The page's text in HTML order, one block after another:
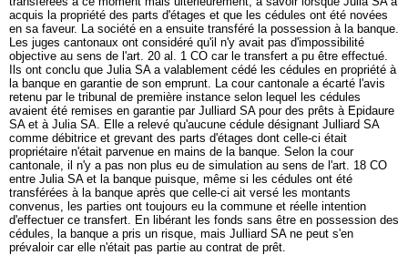
acquis la propriété des parts d'étages et que les cédules ont été novées
en sa faveur. La société en a ensuite transféré la possession à la banque.
Les juges cantonaux ont considéré qu'il n'y avait pas d'impossibilité
objective au sens de l'art. 20 al. 1 CO car le transfert a pu être effectué.
Ils ont conclu que Julia SA a valablement cédé les cédules en propriété à
la banque en garantie de son emprunt. La cour cantonale a écarté l'avis
retenu par le tribunal de première instance selon lequel les cédules
avaient été remises en garantie par Julliard SA pour des prêts à Epidaure
SA et à Julia SA. Elle a relevé qu'aucune cédule désignant Julliard SA
comme débitrice et grevant des parts d'étages dont celle-ci était
propriétaire n'était parvenue en mains de la banque. Selon la cour
cantonale, il n'y a pas non plus eu de simulation au sens de l'art. 18 CO
entre Julia SA et la banque puisque, même si les cédules ont été
transférées à la banque après que celle-ci ait versé les montants
convenus, les parties ont toujours eu la commune et réelle intention
d'effectuer ce transfert. En libérant les fonds sans être en possession des
cédules, la banque a pris un risque, mais Julliard SA ne peut s'en
prévaloir car elle n'était pas partie au contrat de prêt.